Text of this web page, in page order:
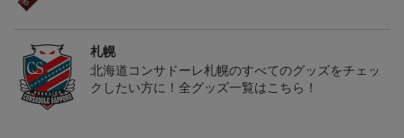
札幌
北海道コンサドーレ札幌のすべてのグッズをチェッ
クしたい方に！全グッズ一覧はこちら！